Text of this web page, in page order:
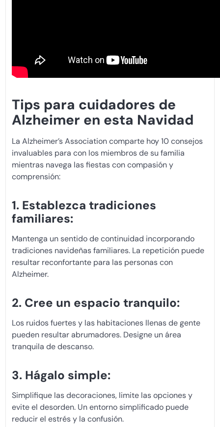
Tips para cuidadores de
Alzheimer en esta Navidad
La Alzheimer’s Association comparte hoy 10 consejos
invaluables para con los miembros de su familia
mientras navega las fiestas con compasión y
comprensión:
1. Establezca tradiciones
familiares:
Mantenga un sentido de continuidad incorporando
tradiciones navideñas familiares. La repetición puede
resultar reconfortante para las personas con
Alzheimer.
2. Cree un espacio tranquilo:
Los ruidos fuertes y las habitaciones llenas de gente
pueden resultar abrumadores. Designe un área
tranquila de descanso.
3. Hágalo simple:
Simplifique las decoraciones, limite las opciones y
evite el desorden. Un entorno simplificado puede
reducir el estrés y la confusión.